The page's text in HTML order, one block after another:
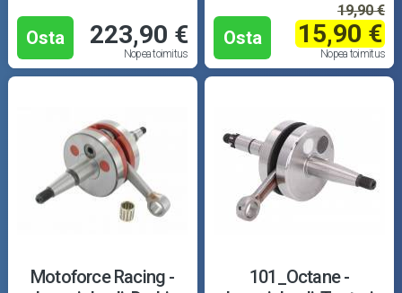
Osta 223,90 €
Nopea toimitus
Osta
19,90 €
15,90 €
Nopea toimitus
Motoforce Racing -
101_Octane -